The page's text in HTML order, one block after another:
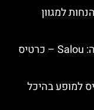
למגוון
פארק המים PortAventura בברצלונה: Salou – כרטיס
למופע בהיכל